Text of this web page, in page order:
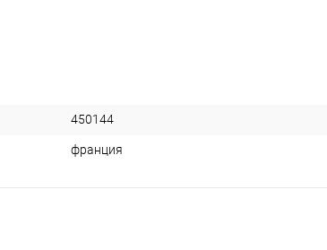
450144
франция